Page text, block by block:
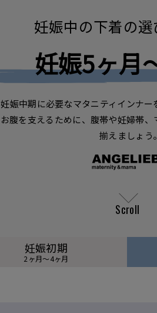
妊娠中の下着の
妊娠5ヶ月
妊娠中期に必要なマタニティインナ
お腹を支えるために、腹帯や妊婦帯
揃えましょう
Scroll
妊娠初期
2ヶ月～4ヶ月